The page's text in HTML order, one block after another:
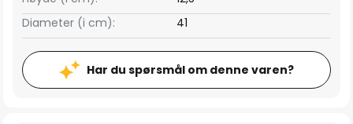
Diameter (i cm):
41
Har du spørsmål om denne varen?